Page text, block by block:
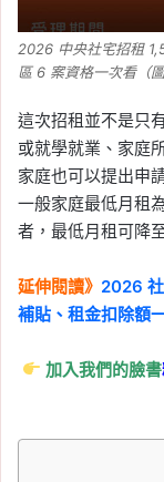
2026 中央社宅招租
區 6 案資格一次看（
這次招租並不是只
或就學就業、家庭
家庭也可以提出申
一般家庭最低月租
者，最低月租可降
延伸閱讀》 2026
補貼、租金扣除額
加入我們的臉書